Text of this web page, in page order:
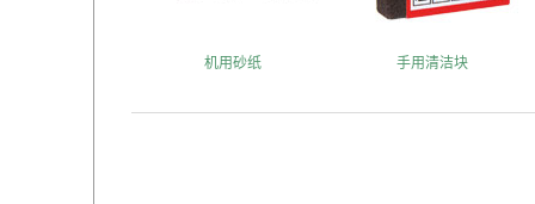
机用砂纸 手用清洁块